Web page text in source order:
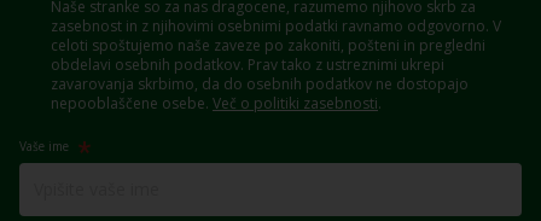
Naše stranke so za nas dragocene, razumemo njihovo skrb za
zasebnost in z njihovimi osebnimi podatki ravnamo odgovorno. V
celoti spoštujemo naše zaveze po zakoniti, pošteni in pregledni
obdelavi osebnih podatkov. Prav tako z ustreznimi ukrepi
zavarovanja skrbimo, da do osebnih podatkov ne dostopajo
nepooblaščene osebe. Več o politiki zasebnosti.
Vaše ime